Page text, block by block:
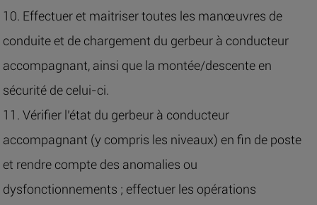
10. Effectuer et maitriser toutes les manœuvres de
conduite et de chargement du gerbeur à conducteur
accompagnant, ainsi que la montée/descente en
sécurité de celui-ci.
11. Vérifier l’état du gerbeur à conducteur
accompagnant (y compris les niveaux) en fin de poste
et rendre compte des anomalies ou
dysfonctionnements ; effectuer les opérations